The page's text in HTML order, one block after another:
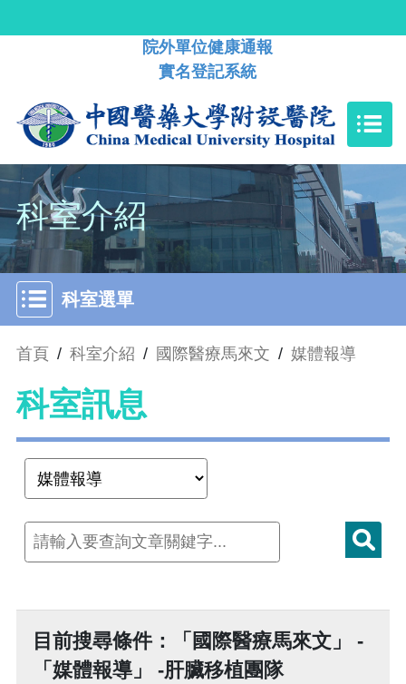
院外單位健康通報
實名登記系統
科室介紹
科室選單
首頁 / 科室介紹 / 國際醫療馬來文 / 媒體報導
科室訊息
目前搜尋條件：「國際醫療馬來文」 -
「媒體報導」 -肝臟移植團隊